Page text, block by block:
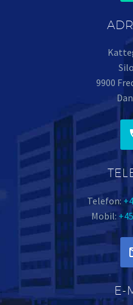
9900
Telefon:
Mobil:
E-